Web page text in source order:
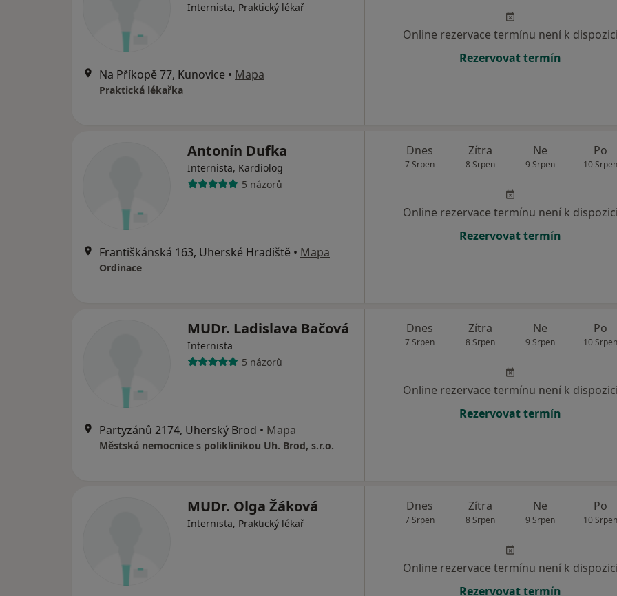
Internista, Praktický lékař
Na Příkopě 77, Kunovice • Mapa
Praktická lékařka
Online rezervace termínu není k dispozici
Rezervovat termín
Antonín Dufka
Internista, Kardiolog
5 názorů
Františkánská 163, Uherské Hradiště • Mapa
Ordinace
Dnes
7 Srpen
Zítra
8 Srpen
Ne
9 Srpen
Po
10 Srpen
Online rezervace termínu není k dispozici
Rezervovat termín
MUDr. Ladislava Bačová
Internista
5 názorů
Partyzánů 2174, Uherský Brod • Mapa
Městská nemocnice s poliklinikou Uh. Brod, s.r.o.
Dnes
7 Srpen
Zítra
8 Srpen
Ne
9 Srpen
Po
10 Srpen
Online rezervace termínu není k dispozici
Rezervovat termín
MUDr. Olga Žáková
Internista, Praktický lékař
Dnes
7 Srpen
Zítra
8 Srpen
Ne
9 Srpen
Po
10 Srpen
Online rezervace termínu není k dispozici
Rezervovat termín